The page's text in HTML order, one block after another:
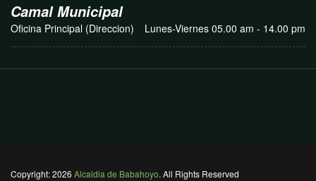
Camal Municipal
Oficina Principal (Direccion) Lunes-Viernes 05.00 am - 14.00 pm
Copyright: 2026 Alcaldia de Babahoyo. All Rights Reserved